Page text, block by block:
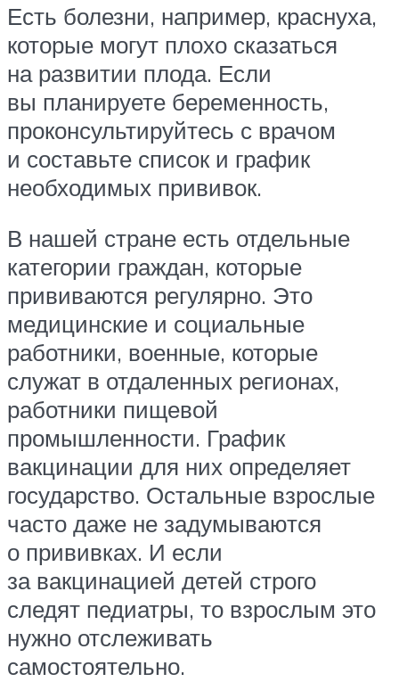
Есть болезни, например, краснуха,
которые могут плохо сказаться
на развитии плода. Если
вы планируете беременность,
проконсультируйтесь с врачом
и составьте список и график
необходимых прививок.
В нашей стране есть отдельные
категории граждан, которые
прививаются регулярно. Это
медицинские и социальные
работники, военные, которые
служат в отдаленных регионах,
работники пищевой
промышленности. График
вакцинации для них определяет
государство. Остальные взрослые
часто даже не задумываются
о прививках. И если
за вакцинацией детей строго
следят педиатры, то взрослым это
нужно отслеживать
самостоятельно.